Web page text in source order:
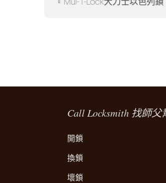
Call Locksmith 找師父
開鎖
換鎖
壞鎖